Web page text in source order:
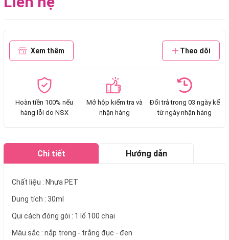
Xem thêm Theo dõi
Hoàn tiền 100% nếu
hàng lỗi do NSX
Mở hộp kiểm tra và
nhận hàng
Đổi trả trong 03 ngày kể
từ ngày nhận hàng
Chi tiết Hướng dẫn
Chất liệu : Nhựa PET
Dung tích : 30ml
Qui cách đóng gói : 1 lố 100 chai
Màu sắc : nắp trong - trắng đục - đen